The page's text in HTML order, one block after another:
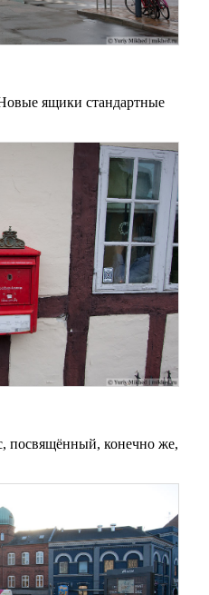
ящики стандартные
посвящённый, конечно же,